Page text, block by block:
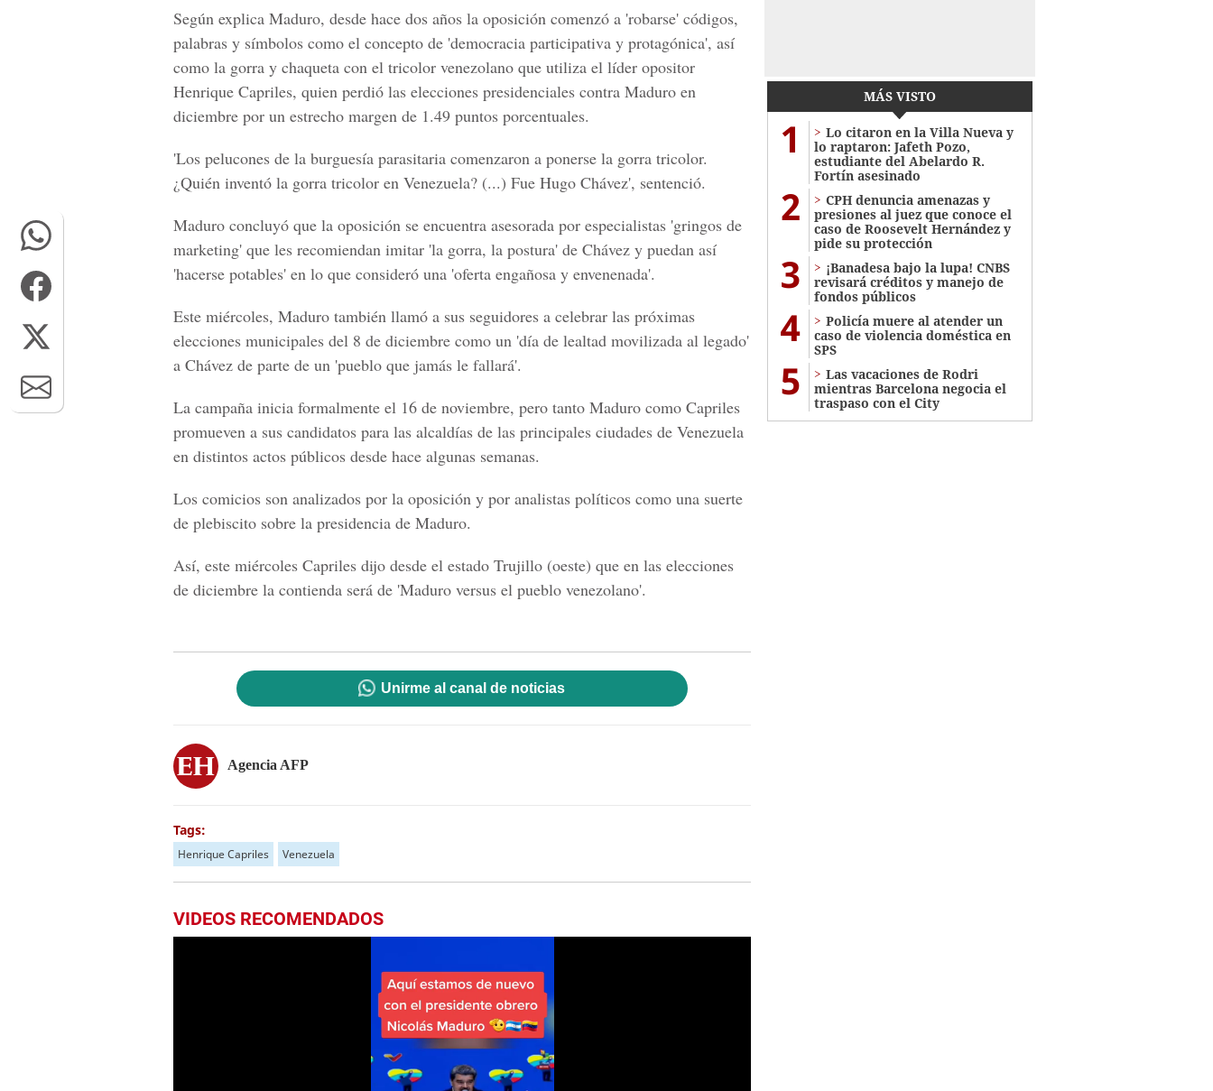
Según explica Maduro, desde hace dos años la oposición comenzó a 'robarse' códigos,
palabras y símbolos como el concepto de 'democracia participativa y protagónica', así
como la gorra y chaqueta con el tricolor venezolano que utiliza el líder opositor
Henrique Capriles, quien perdió las elecciones presidenciales contra Maduro en
diciembre por un estrecho margen de 1.49 puntos porcentuales.
'Los pelucones de la burguesía parasitaria comenzaron a ponerse la gorra tricolor.
¿Quién inventó la gorra tricolor en Venezuela? (...) Fue Hugo Chávez', sentenció.
Maduro concluyó que la oposición se encuentra asesorada por especialistas 'gringos de
marketing' que les recomiendan imitar 'la gorra, la postura' de Chávez y puedan así
'hacerse potables' en lo que consideró una 'oferta engañosa y envenenada'.
Este miércoles, Maduro también llamó a sus seguidores a celebrar las próximas
elecciones municipales del 8 de diciembre como un 'día de lealtad movilizada al legado'
a Chávez de parte de un 'pueblo que jamás le fallará'.
La campaña inicia formalmente el 16 de noviembre, pero tanto Maduro como Capriles
promueven a sus candidatos para las alcaldías de las principales ciudades de Venezuela
en distintos actos públicos desde hace algunas semanas.
Los comicios son analizados por la oposición y por analistas políticos como una suerte
de plebiscito sobre la presidencia de Maduro.
Así, este miércoles Capriles dijo desde el estado Trujillo (oeste) que en las elecciones
de diciembre la contienda será de 'Maduro versus el pueblo venezolano'.
Unirme al canal de noticias
Agencia AFP
Tags:
Henrique Capriles Venezuela
VIDEOS RECOMENDADOS
MÁS VISTO
1
Lo citaron en la Villa Nueva y
lo raptaron: Jafeth Pozo,
estudiante del Abelardo R.
Fortín asesinado
2
CPH denuncia amenazas y
presiones al juez que conoce el
caso de Roosevelt Hernández y
pide su protección
3
¡Banadesa bajo la lupa! CNBS
revisará créditos y manejo de
fondos públicos
4
Policía muere al atender un
caso de violencia doméstica en
SPS
5
Las vacaciones de Rodri
mientras Barcelona negocia el
traspaso con el City